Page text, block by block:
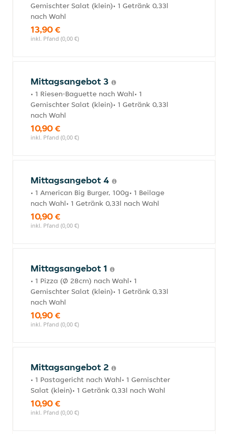
Gemischter Salat (klein)• 1 Getränk 0,33l
nach Wahl
13,90 €
inkl. Pfand (0,00 €)
Mittagsangebot 3
• 1 Riesen-Baguette nach Wahl• 1
Gemischter Salat (klein)• 1 Getränk 0,33l
nach Wahl
10,90 €
inkl. Pfand (0,00 €)
Mittagsangebot 4
• 1 American Big Burger, 100g• 1 Beilage
nach Wahl• 1 Getränk 0,33l nach Wahl
10,90 €
inkl. Pfand (0,00 €)
Mittagsangebot 1
• 1 Pizza (Ø 28cm) nach Wahl• 1
Gemischter Salat (klein)• 1 Getränk 0,33l
nach Wahl
10,90 €
inkl. Pfand (0,00 €)
Mittagsangebot 2
• 1 Pastagericht nach Wahl• 1 Gemischter
Salat (klein)• 1 Getränk 0,33l nach Wahl
10,90 €
inkl. Pfand (0,00 €)